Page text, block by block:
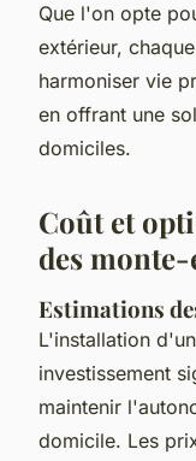
Que l'on opte
extérieur,
harmoniser vie
en offrant une
domiciles.
Coût et
des
Estimations
L'installation d'un
investissement
maintenir
domicile. Les